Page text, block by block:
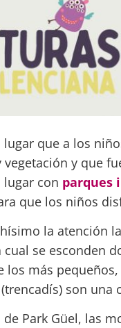
lugar que a los
y que
lugar con parques
que los niños
la atención
se esconden
más
son una
Park Güel, las